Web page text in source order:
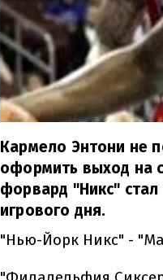
Кармело Энтони не
оформить выход на
форвард "Никс"
игрового дня.
"Нью-Йорк Никс" -